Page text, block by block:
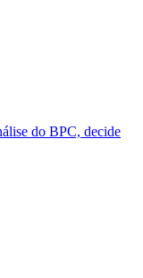
do BPC, decide